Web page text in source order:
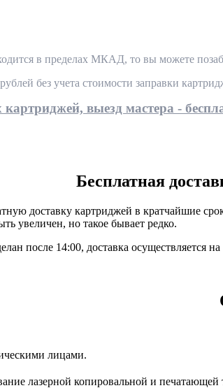
в пределах МКАД, то вы можете
без учета стоимости заправки
картриджей, выезд мастера -
Бесплатная
доставку картриджей в кратчайшие
увеличен, но такое бывает редко.
после 14:00, доставка осуществляется
лицами.
лазерной копировальной и печатающей